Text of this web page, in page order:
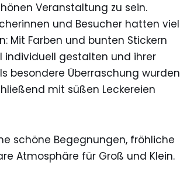
Veranstaltung zu sein.
und Besucher hatten viel
Mit Farben und bunten Stickern
individuell gestalten und ihrer
besondere Überraschung wurden
mit süßen Leckereien
schöne Begegnungen, fröhliche
Atmosphäre für Groß und Klein.